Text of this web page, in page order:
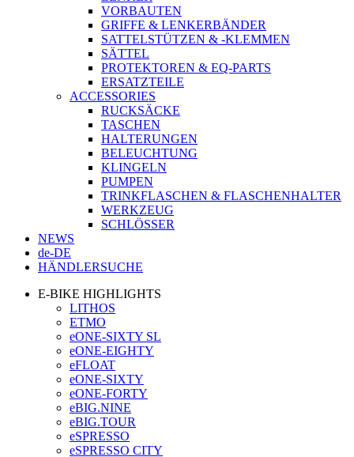
VORBAUTEN
GRIFFE & LENKERBÄNDER
SATTELSTÜTZEN & -KLEMMEN
SÄTTEL
PROTEKTOREN & EQ-PARTS
ERSATZTEILE
ACCESSORIES
RUCKSÄCKE
TASCHEN
HALTERUNGEN
BELEUCHTUNG
KLINGELN
PUMPEN
TRINKFLASCHEN & FLASCHENHALTER
WERKZEUG
SCHLÖSSER
NEWS
de-DE
HÄNDLERSUCHE
E-BIKE HIGHLIGHTS
LITHOS
ETMO
eONE-SIXTY SL
eONE-EIGHTY
eFLOAT
eONE-SIXTY
eONE-FORTY
eBIG.NINE
eBIG.TOUR
eSPRESSO
eSPRESSO CITY